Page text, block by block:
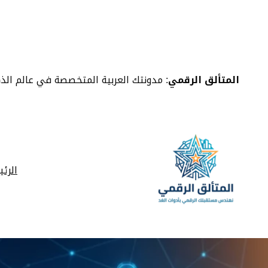
المتألق الرقمي: مدونتك العربية المتخصصة في عالم